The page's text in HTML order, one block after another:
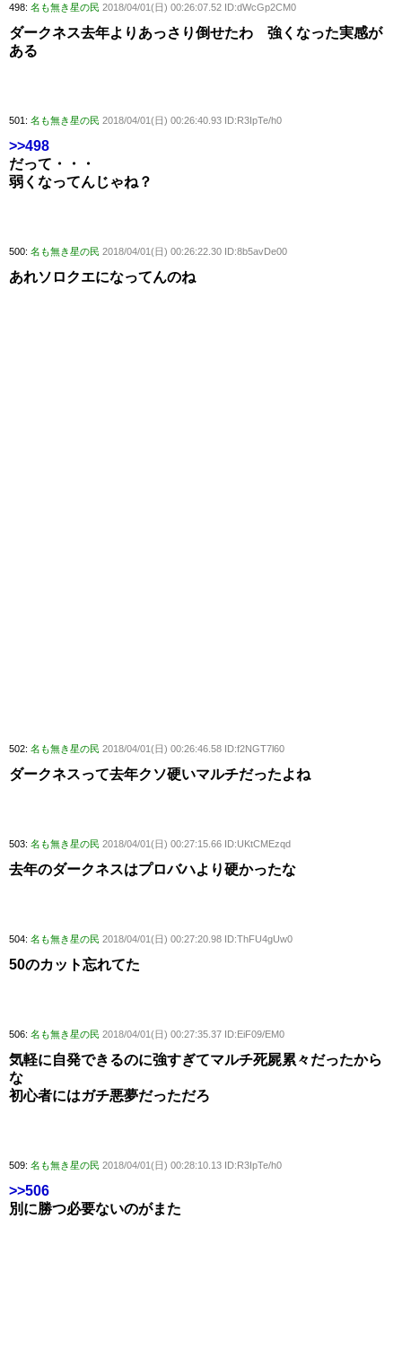
498: 名も無き星の民 2018/04/01(日) 00:26:07.52 ID:dWcGp2CM0
ダークネス去年よりあっさり倒せたわ 強くなった実感が
ある
501: 名も無き星の民 2018/04/01(日) 00:26:40.93 ID:R3IpTe/h0
>>498
だって・・・
弱くなってんじゃね？
500: 名も無き星の民 2018/04/01(日) 00:26:22.30 ID:8b5avDe00
あれソロクエになってんのね
502: 名も無き星の民 2018/04/01(日) 00:26:46.58 ID:f2NGT7l60
ダークネスって去年クソ硬いマルチだったよね
503: 名も無き星の民 2018/04/01(日) 00:27:15.66 ID:UKtCMEzqd
去年のダークネスはプロバハより硬かったな
504: 名も無き星の民 2018/04/01(日) 00:27:20.98 ID:ThFU4gUw0
50のカット忘れてた
506: 名も無き星の民 2018/04/01(日) 00:27:35.37 ID:EiF09/EM0
気軽に自発できるのに強すぎてマルチ死屍累々だったから
な
初心者にはガチ悪夢だっただろ
509: 名も無き星の民 2018/04/01(日) 00:28:10.13 ID:R3IpTe/h0
>>506
別に勝つ必要ないのがまた